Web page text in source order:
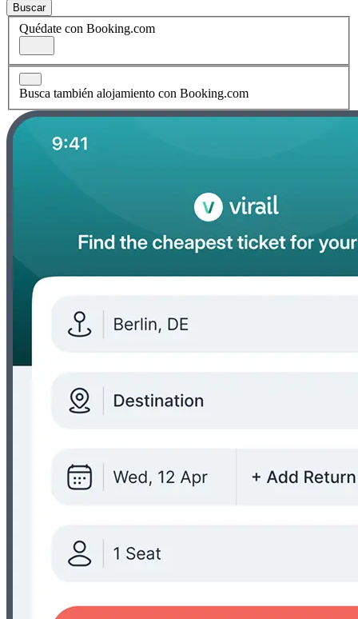
Buscar
Quédate con Booking.com
Busca también alojamiento con Booking.com